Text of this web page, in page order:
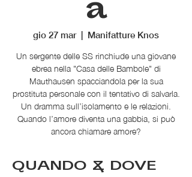
a
gio 27 mar
  |
Manifatture Knos
Un sergente delle SS rinchiude una giovane
ebrea nella "Casa delle Bambole" di
Mauthausen spacciandola per la sua
prostituta personale con il tentativo di salvarla.
Un dramma sull’isolamento e le relazioni.
Quando l’amore diventa una gabbia, si può
ancora chiamare amore?
QUANDO & DOVE